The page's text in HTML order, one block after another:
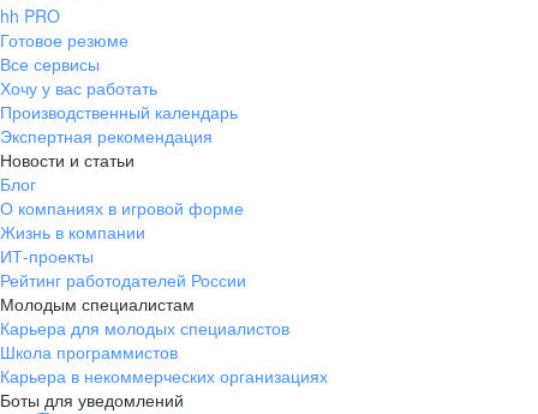
hh PRO
Готовое резюме
Все сервисы
Хочу у вас работать
Производственный календарь
Экспертная рекомендация
Новости и статьи
Блог
О компаниях в игровой форме
Жизнь в компании
ИТ-проекты
Рейтинг работодателей России
Молодым специалистам
Карьера для молодых специалистов
Школа программистов
Карьера в некоммерческих организациях
Боты для уведомлений